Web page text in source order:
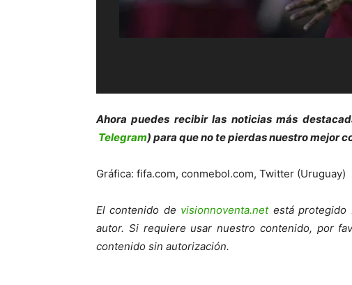
Ahora puedes recibir las noticias más des
Telegram) para que no te pierdas nuestro mejor
Gráfica: fifa.com, conmebol.com, Twitter (Uruguay)
El contenido de visionnoventa.netestá protegido
autor. Si requiere usar nuestro contenido, por
contenido sin autorización.